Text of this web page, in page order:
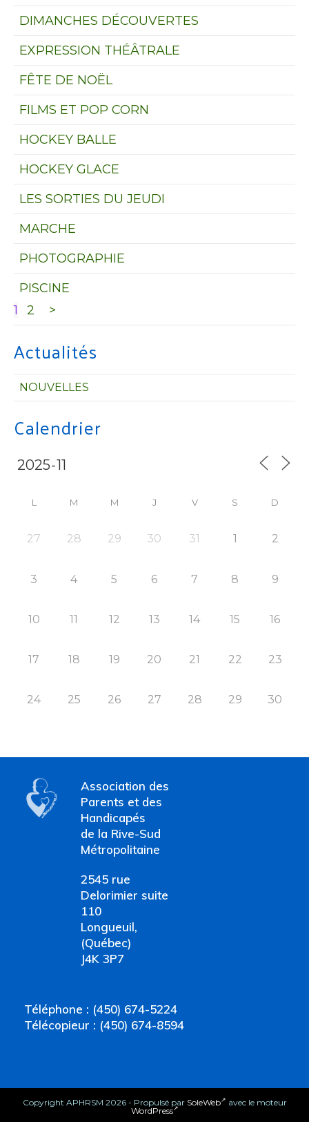
DIMANCHES DÉCOUVERTES
EXPRESSION THÉÂTRALE
FÊTE DE NOËL
FILMS ET POP CORN
HOCKEY BALLE
HOCKEY GLACE
LES SORTIES DU JEUDI
MARCHE
PHOTOGRAPHIE
PISCINE
1
2 >
Actualités
NOUVELLES
Calendrier
L M M J V S D
27 28 29 30 31 1 2
3 4 5 6 7 8 9
10 11 12 13 14 15 16
17 18 19 20 21 22 23
24 25 26 27 28 29 30
Association des
Parents et des
Handicapés
de la Rive-Sud
Métropolitaine
2545 rue
Delorimier suite
110
Longueuil,
(Québec)
J4K 3P7
Téléphone : (450) 674-5224
Télécopieur : (450) 674-8594
Copyright APHRSM 2026 - Propulsé par SoleWeb
avec le moteur
WordPress